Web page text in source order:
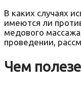
В каких случаях
имеются ли
медового
проведении,
Чем